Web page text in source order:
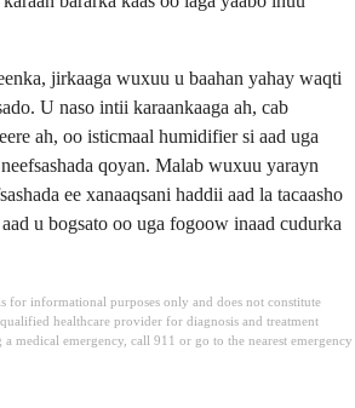
jirkaaga wuxuu u baahan yahay waqti
U naso intii karaankaaga ah, cab
ah, oo isticmaal humidifier si aad uga
qoyan. Malab wuxuu yarayn
ee xanaaqsani haddii aad la tacaasho
u bogsato oo uga fogoow inaad cudurka
for informational purposes only and does not constitute
healthcare provider for diagnosis and treatment
medical emergency, call 911 or go to the nearest emergency